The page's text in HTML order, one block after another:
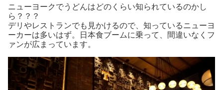
ニューヨークでうどんはどのくらい知られているのかし
ら？？？
デリやレストランでも見かけるので、知っているニューヨ
ーカーは多いはず。日本食ブームに乗って、間違いなくフ
ァンが広まっています。